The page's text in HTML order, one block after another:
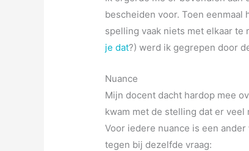
bescheiden voor. Toen
spelling vaak niets met elkaar te
je dat?) werd ik gegrepen door
Nuance
Mijn docent dacht hardop mee
kwam met de stelling dat er
Voor iedere nuance is een
tegen bij dezelfde vraag: